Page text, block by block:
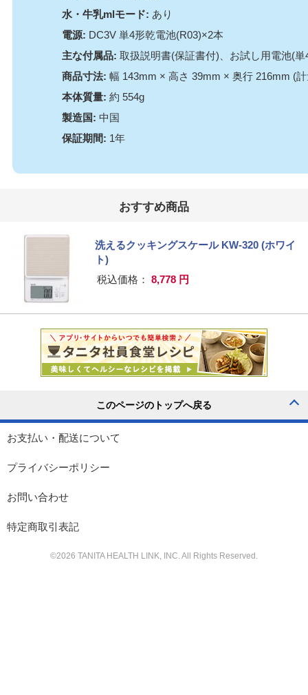
水・牛乳mlモード: あり
電源: DC3V 単4形乾電池(R03)×2本
主な付属品: 取扱説明書(保証書付)、お試し用電池(
商品寸法: 幅 143mm × 高さ 39mm × 奥行 216mm (
本体質量: 約 554g
製造国: 中国
保証期間: 1年
おすすめ商品
洗えるクッキングスケール KW-320 (ホワイ
ト)
税込価格： 8,778 円
お支払い・配送について
プライバシーポリシー
お問い合わせ
特定商取引表記
©2026 TANITA HEALTH LINK, INC. All Rights Reserved.